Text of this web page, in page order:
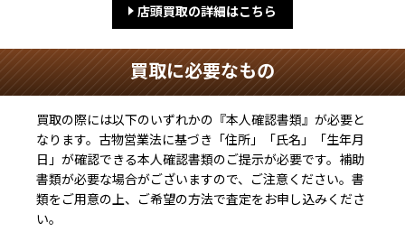
店頭買取の詳細はこちら
買取に必要なもの
買取の際には以下のいずれかの『本人確認書類』が必要と
なります。古物営業法に基づき 「住所」「氏名」「生年月
日」が確認できる本人確認書類のご提示が必要です。補助
書類が必要な場合がございますので、ご注意ください。書
類をご用意の上、ご希望の方法で査定をお申し込みくださ
い。